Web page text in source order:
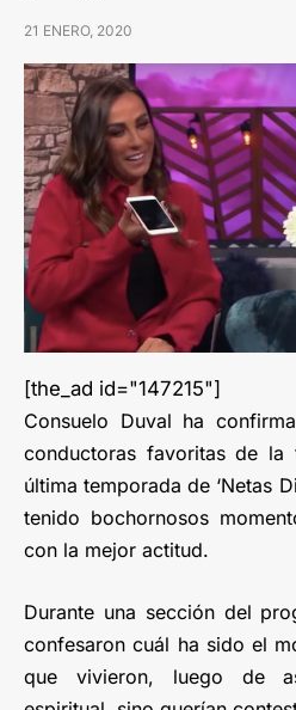
21 ENERO, 2020
[the_ad id="147215"]
Consuelo Duval ha
conductoras favoritas de la
última temporada de ‘Netas
tenido bochornosos
con la mejor actitud.
Durante una sección del
confesaron cuál ha sido el
que vivieron, luego de